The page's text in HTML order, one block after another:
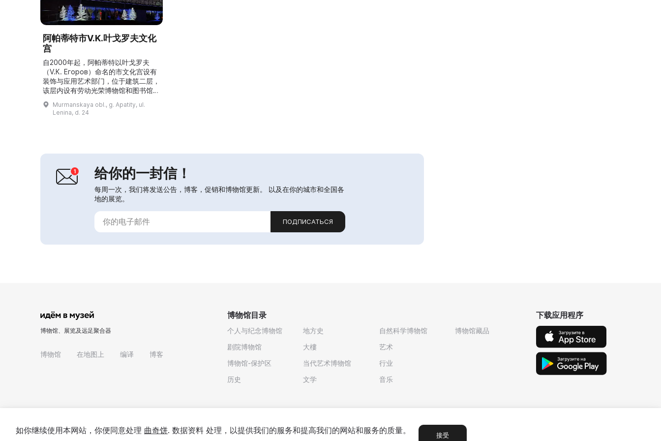
阿帕蒂特市V.K.叶戈罗夫文化
宫
自2000年起，阿帕蒂特以叶戈罗夫
（V.К. Егоров）命名的市文化宫设有
装饰与应用艺术部门，位于建筑二层，
该层内设有劳动光荣博物馆和图书馆。
该部门提供多种服务，包括展览、导
览，以及与各类俱乐部、业余爱好者团
体、城市与地区的艺术家、工匠、收藏
— 克谢尼娅·科洛博娃），还有俱乐部
Murmanskaya obl., g. Apatity, ul.
Lenina, d. 24
给你的一封信！
每周一次，我们将发送公告，博客，促销和博物馆更新。 以及在你的城市和全国各
地的展览。
ПОДПИСАТЬСЯ
博物馆、展览及远足聚合器
博物馆 在地图上 编译 博客
博物馆目录
个人与纪念博物馆
剧院博物馆
博物馆-保护区
历史
地方史
大樓
当代艺术博物馆
文学
自然科学博物馆
艺术
行业
音乐
博物馆藏品
下载应用程序
如你继续使用本网站，你便同意处理 曲奇饼. 数据资料 处理，以提供我们的服务和提高我们的网站和服务的质量。 接受